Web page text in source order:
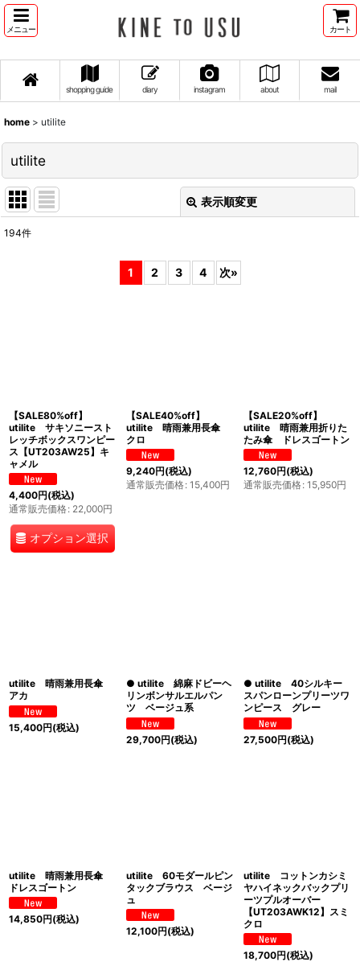
メニュー カート
shopping guide diary instagram about mail
home > utilite
utilite
表示順変更
194件
1 2 3 4 次»
【SALE80%off】
utilite サキソニースト
レッチボックスワンピー
ス【UT203AW25】キ
ャメル
4,400円(税込)
通常販売価格: 22,000円
オプション選択
【SALE40%off】
utilite 晴雨兼用長傘
クロ
9,240円(税込)
通常販売価格: 15,400円
【SALE20%off】
utilite 晴雨兼用折りた
たみ傘 ドレスゴートン
12,760円(税込)
通常販売価格: 15,950円
utilite 晴雨兼用長傘
アカ
15,400円(税込)
● utilite 綿麻ドビーヘ
リンボンサルエルパン
ツ ベージュ系
29,700円(税込)
● utilite 40シルキー
スパンローンプリーツワ
ンピース グレー
27,500円(税込)
utilite 晴雨兼用長傘
ドレスゴートン
14,850円(税込)
utilite 60モダールピン
タックブラウス ベージ
ュ
12,100円(税込)
utilite コットンカシミ
ヤハイネックバックプリ
ーツプルオーバー
【UT203AWK12】スミ
クロ
18,700円(税込)